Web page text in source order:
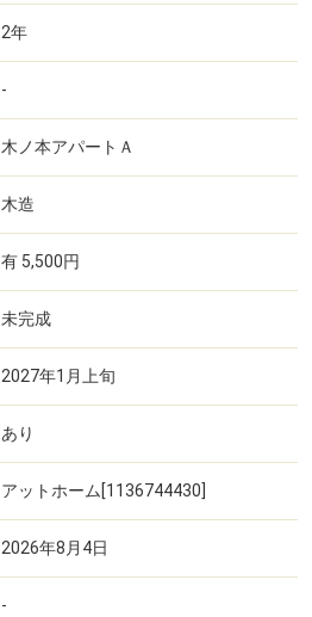
2年
-
木ノ本アパートＡ
木造
有 5,500円
未完成
2027年1月上旬
あり
アットホーム[1136744430]
2026年8月4日
-